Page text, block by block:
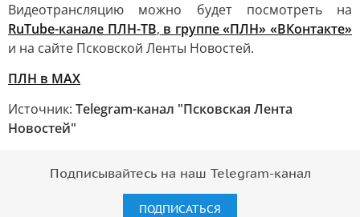
Видеотрансляцию можно будет посмотреть на
RuTube-канале ПЛН-ТВ, в группе «ПЛН» «ВКонтакте»
и на сайте Псковской Ленты Новостей.
ПЛН в MAX
Источник: Telegram-канал "Псковская Лента
Новостей"
Подписывайтесь на наш Telegram-канал
ПОДПИСАТЬСЯ